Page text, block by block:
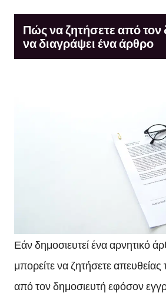
Πώς να ζητήσετε από τον
να διαγράψει ένα άρθρο
Εάν δημοσιευτεί ένα αρνητικό
μπορείτε να ζητήσετε
από τον δημοσιευτή εφόσον